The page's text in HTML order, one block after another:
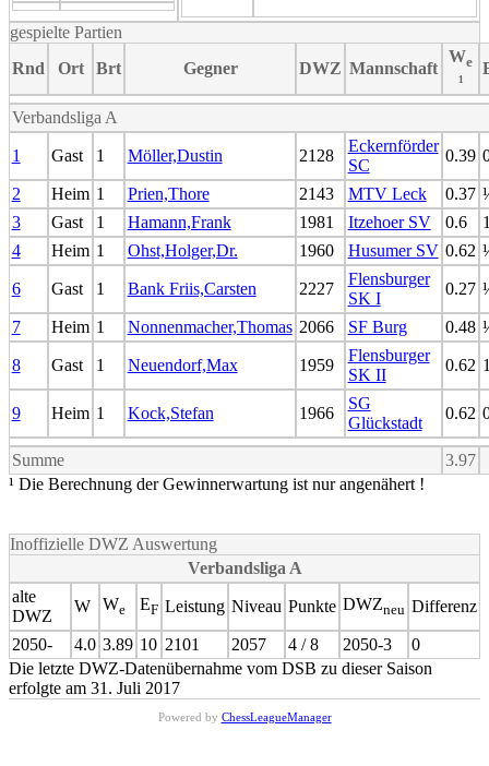
gespielte Partien
Rnd
Ort Brt Gegner DWZ Mannschaft
We
¹
Verbandsliga A
1 Gast 1 Möller,Dustin 2128
Eckernförder
SC
0.39
2 Heim 1 Prien,Thore 2143 MTV Leck 0.37
3
Gast 1 Hamann,Frank 1981 Itzehoer SV 0.6
4
Heim 1 Ohst,Holger,Dr. 1960 Husumer SV 0.62
6 Gast 1 Bank Friis,Carsten 2227
Flensburger
SK I
0.27
7 Heim 1 Nonnenmacher,Thomas 2066 SF Burg 0.48
8 Gast 1 Neuendorf,Max 1959
Flensburger
SK II
0.62
9 Heim 1 Kock,Stefan 1966
SG
Glückstadt
0.62
Summe
3.97
¹ Die Berechnung der Gewinnerwartung ist nur angenähert !
Inoffizielle DWZ Auswertung
Verbandsliga A
alte
DWZ
W We EF Leistung Niveau Punkte DWZneu Differenz
2050- 4.0 3.89 10 2101 2057 4 / 8 2050-3
0
Die letzte DWZ-Datenübernahme vom DSB zu dieser Saison
erfolgte am 31. Juli 2017
Powered by ChessLeagueManager